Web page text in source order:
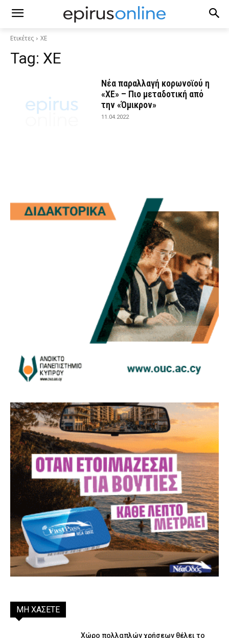
Ετικέτες ΧΕ
Tag: ΧΕ
Νέα παραλλαγή κορωνοϊού η
«XE» – Πιο μεταδοτική από
την «Όμικρον»
11.04.2022
ΜΗ ΧΑΣΕΤΕ
Χώρο πολλαπλών χρήσεων θέλει το